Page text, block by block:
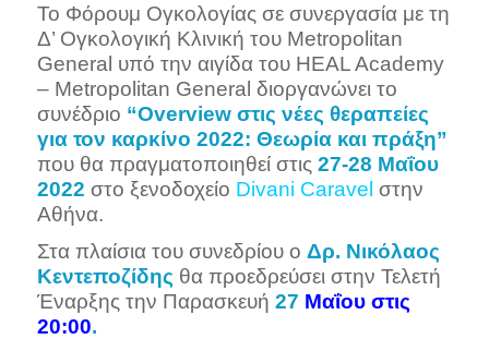
Το Φόρουμ Ογκολογίας σε συνεργασία με τη
Δ’ Ογκολογική Κλινική του Metropolitan
General υπό την αιγίδα του HEAL Academy
– Metropolitan General διοργανώνει το
συνέδριο “Overview στις νέες θεραπείες
για τον καρκίνο 2022: Θεωρία και πράξη”
που θα πραγματοποιηθεί στις 27-28 Μαΐου
2022 στο ξενοδοχείο Divani Caravel στην
Αθήνα.
Στα πλαίσια του συνεδρίου ο Δρ. Νικόλαος
Κεντεποζίδης θα προεδρεύσει στην Τελετή
Έναρξης την Παρασκευή 27 Μαΐου στις
20:00.